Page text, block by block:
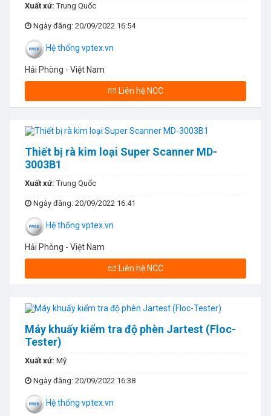
Xuất xứ:Trung Quốc
Ngày đăng: 20/09/2022 16:54
Hệ thống vptex.vn
Hải Phòng - Việt Nam
Liên hệ NCC
Thiết bị rà kim loại Super Scanner MD-
3003B1
Xuất xứ:Trung Quốc
Ngày đăng: 20/09/2022 16:41
Hệ thống vptex.vn
Hải Phòng - Việt Nam
Liên hệ NCC
Máy khuấy kiểm tra độ phèn Jartest (Floc-
Tester)
Xuất xứ: Mỹ
Ngày đăng: 20/09/2022 16:38
Hệ thống vptex.vn